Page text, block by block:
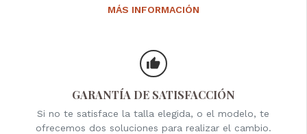
MÁS INFORMACIÓN
GARANTÍA DE SATISFACCIÓN
Si no te satisface la talla elegida, o el modelo, te
ofrecemos dos soluciones para realizar el cambio.